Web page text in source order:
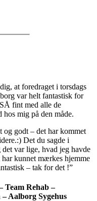
at foredraget i torsdags
var helt fantastisk for
fint med alle de
mig på den måde.
og godt – det har kommet
Det du sagde i
var lige, hvad jeg havde
kunnet mærkes hjemme
– tak for det !”
Team Rehab –
Aalborg Sygehus